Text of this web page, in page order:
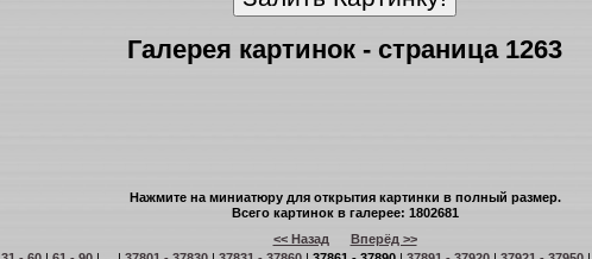
Галерея картинок - страница 1263
Нажмите на миниатюру для открытия картинки в полный размер.
Всего картинок в галерее: 1802681
<< Назад
Вперёд >>